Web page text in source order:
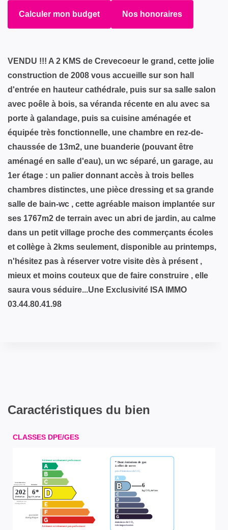
Calculer mon budget Nos honoraires
VENDU !!! A 2 KMS de Crevecoeur le grand, cette jolie
construction de 2008 vous accueille sur son hall
d'entrée en hauteur cathédrale, puis sur sa salle salon
avec poêle à bois, sa véranda récente en alu avec sa
porte à galandage, puis sa cuisine aménagée et
équipée très fonctionnelle, une chambre en rez-de-
chaussée de 13m2, une buanderie (pouvant être
aménagé en salle d'eau), un wc séparé, un garage, au
1er étage : un palier donnant accès à trois belles
chambres distinctes, une pièce dressing et sa grande
salle de bain-wc , cette agréable maison implantée sur
ses 1767m2 de terrain avec un abri de jardin, au calme
dans un petit village proche des commerçants écoles
et collège à 2kms seulement, disponible au printemps,
n'hésitez pas à réserver votre visite dès à présent ,
mieux et moins couteux que de faire construire , elle
saura vous séduire...Une Exclusivité ISA IMMO
03.44.80.41.98
Caractéristiques du bien
CLASSES DPE/GES